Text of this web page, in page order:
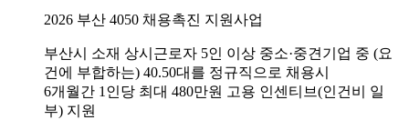
2026 부산 4050 채용촉진 지원사업
부산시 소재 상시근로자 5인 이상 중소·중견기업 중 (요
건에 부합하는) 40.50대를 정규직으로 채용시
6개월간 1인당 최대 480만원 고용 인센티브(인건비 일
부) 지원